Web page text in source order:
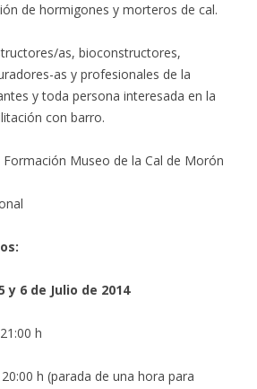
de hormigones y morteros de cal.
as, bioconstructores,
as y profesionales de la
y toda persona interesada en la
con barro.
Formación Museo de la Cal de Morón
y 6 de Julio de 2014
h
h (parada de una hora para